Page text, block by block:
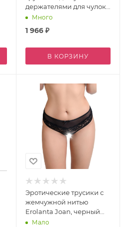
держателями для чулок
(Easy to love) L/XL
Много
1 966 ₽
В КОРЗИНУ
Эротические трусики с
жемчужной нитью
Erolanta Joan, черный
(50-52)
Мало